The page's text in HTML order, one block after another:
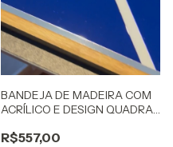
BANDEJA DE MADEIRA COM
ACRÍLICO E DESIGN QUADRA
R$557,00